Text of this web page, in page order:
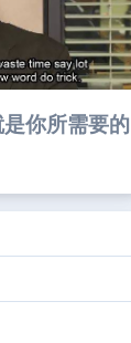
你所需要的